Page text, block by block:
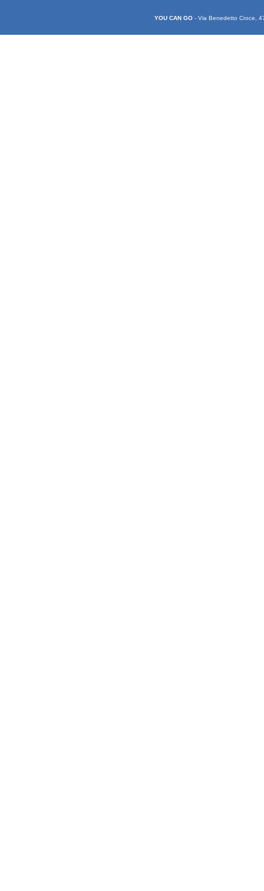
YOU CAN GO - Via Benedetto Croce,